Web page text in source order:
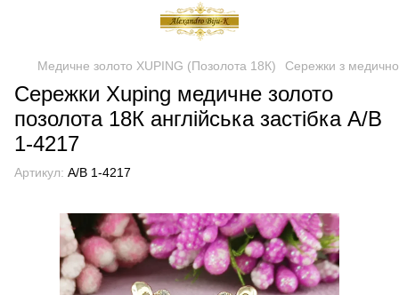
Медичне золото XUPING (Позолота 18К) Сережки з
Сережки Xuping медичне золото
позолота 18К англійська застібка А/В
1-4217
Артикул: А/В 1-4217